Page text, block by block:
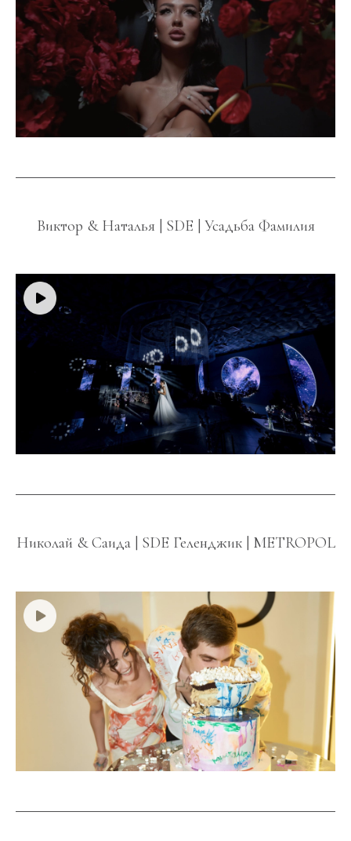
Виктор & Наталья | SDE | Усадьба Фамилия
Николай & Саида | SDE Геленджик | METROPOL